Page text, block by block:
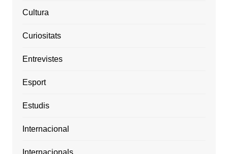
Cultura
Curiositats
Entrevistes
Esport
Estudis
Internacional
Internacionals